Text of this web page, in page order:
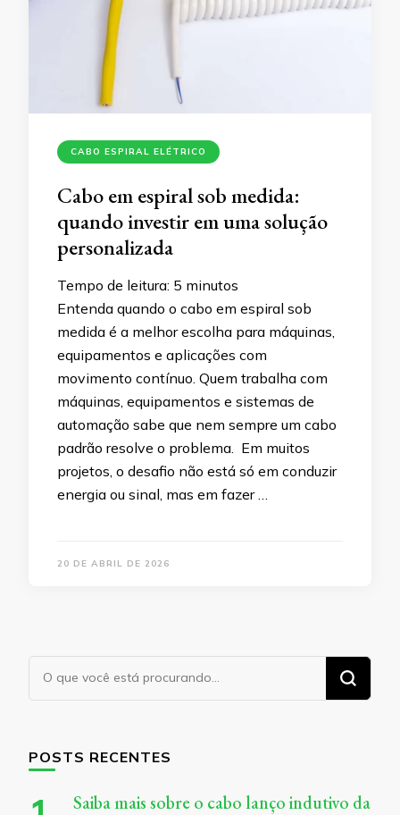
CABO ESPIRAL ELÉTRICO
Cabo em espiral sob medida:
quando investir em uma solução
personalizada
Tempo de leitura: 5 minutos
Entenda quando o cabo em espiral sob
medida é a melhor escolha para máquinas,
equipamentos e aplicações com
movimento contínuo. Quem trabalha com
máquinas, equipamentos e sistemas de
automação sabe que nem sempre um cabo
padrão resolve o problema. Em muitos
projetos, o desafio não está só em conduzir
energia ou sinal, mas em fazer …
20 DE ABRIL DE 2026
Procurando
algo?
POSTS RECENTES
Saiba mais sobre o cabo lanço indutivo da